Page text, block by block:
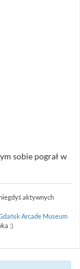
sobie pograł w
aktywnych
Arcade Museum
:)